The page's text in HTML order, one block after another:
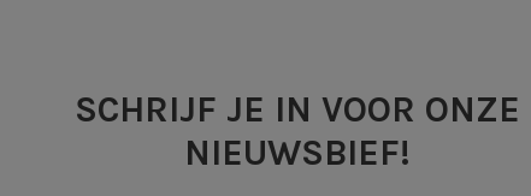
SCHRIJF JE IN VOOR ONZE
NIEUWSBIEF!